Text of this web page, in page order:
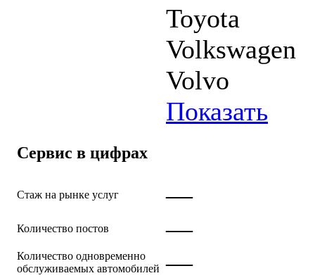
Toyota
Volkswagen
Volvo
Показать
Сервис в цифрах
Стаж на рынке услуг —
Количество постов —
Количество одновременно
обслуживаемых автомобилей —